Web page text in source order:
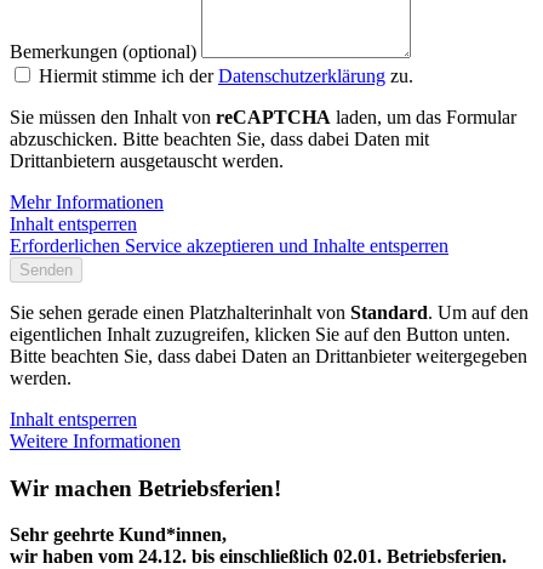
Bemerkungen (optional)
Hiermit stimme ich derDatenschutzerklärung zu.
Sie müssen den Inhalt von reCAPTCHA laden, um das Formular
abzuschicken. Bitte beachten Sie, dass dabei Daten mit
Drittanbietern ausgetauscht werden.
Mehr Informationen
Inhalt entsperren
Erforderlichen Service akzeptieren und Inhalte entsperren
Senden
Sie sehen gerade einen Platzhalterinhalt von Standard. Um auf den
eigentlichen Inhalt zuzugreifen, klicken Sie auf den Button unten.
Bitte beachten Sie, dass dabei Daten an Drittanbieter weitergegeben
werden.
Inhalt entsperren
Weitere Informationen
Wir machen Betriebsferien!
Sehr geehrte Kund*innen,
wir haben vom 24.12. bis einschließlich 02.01. Betriebsferien.